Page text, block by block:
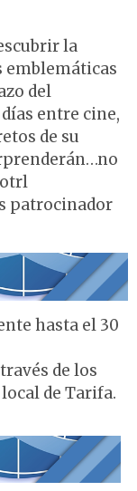
la
emblemáticas
del
entre cine,
de su
patrocinador
hasta el 30
de los
de Tarifa.